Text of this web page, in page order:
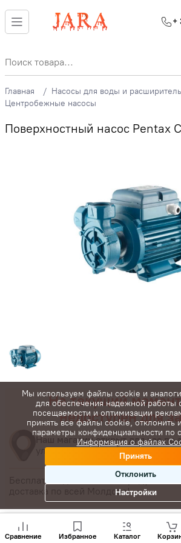
+
Главная
Насосы для воды и
Центробежные насосы
Поверхностный насос Pentax
На текущий
недоступен для
Наш магазин открыт для вас по
ул. Буребиста 110
Бесплатная доставка по городу и
доставка по всей Молдове!
Сравнение Избранное Каталог
Мы используем файлы cookie и
для обеспечения надежной работы
посещаемости и оптимизации
принять все файлы cookie, отклонить
параметры конфиденциальности по
Информация о файлах
Принять
Отклонить
Настройки